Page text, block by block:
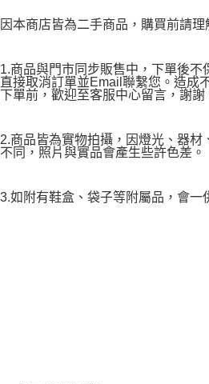
請求用戶進行身份認證。
因本商店皆為二手商品，購買前請理
1.商品與門市同步販售中，下單後不
直接取消訂單並Email聯繫您。造成
下單前，歡迎至客服中心留言，謝謝
2.商品皆為實物拍攝，因燈光、器材
不同，照片與實品會產生些許色差。
3.如附有鞋盒、袋子等附屬品，會一